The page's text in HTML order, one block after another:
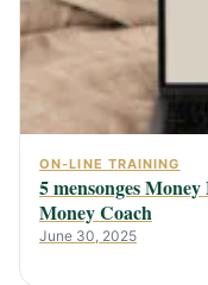
ON-LINE TRAINING
5 mensonges
Money Coach
June 30, 2025